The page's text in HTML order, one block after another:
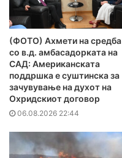
(ФОТО) Ахмети на средба
со в.д. амбасадорката на
САД: Американската
поддршка е суштинска за
зачувување на духот на
Охридскиот договор
06.08.2026 22:44